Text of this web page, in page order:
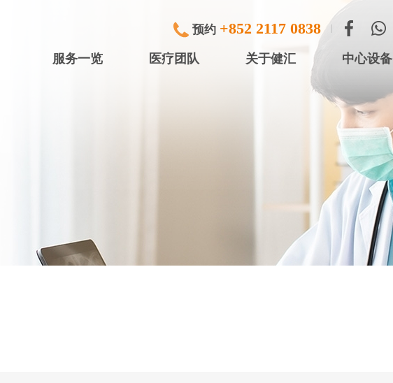
预约 +852 2117 0838
服务一览
入院服务
医疗团队 关于健汇
健滙专科中心 (尖沙咀星光
健滙专科中心 (将军澳)
健滙专科中心 (西湾河)
盈健综合医务中心 (元朗)
中心设备